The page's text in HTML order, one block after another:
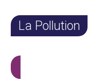
La Pollution